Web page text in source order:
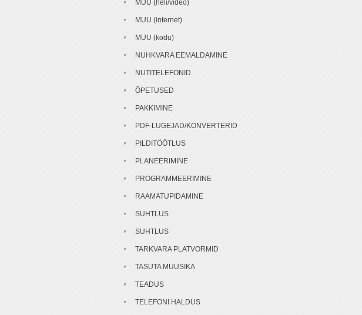
MUU (heli/video)
MUU (internet)
MUU (kodu)
NUHKVARA EEMALDAMINE
NUTITELEFONID
ÕPETUSED
PAKKIMINE
PDF-LUGEJAD/KONVERTERID
PILDITÖÖTLUS
PLANEERIMINE
PROGRAMMEERIMINE
RAAMATUPIDAMINE
SUHTLUS
SUHTLUS
TARKVARA PLATVORMID
TASUTA MUUSIKA
TEADUS
TELEFONI HALDUS